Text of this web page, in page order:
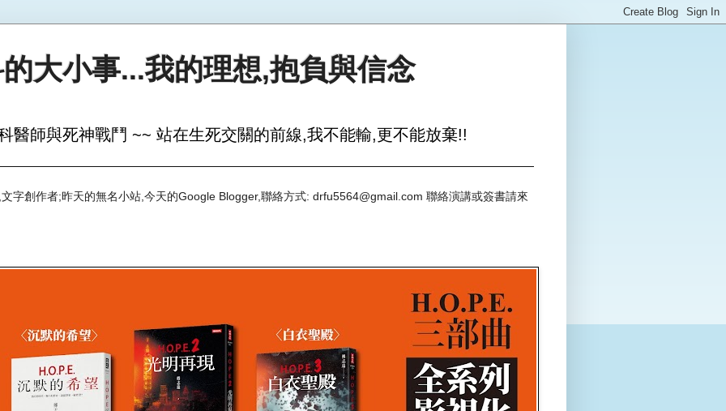
大小事...我的理想,抱負與信念
醫師與死神戰鬥 ~~ 站在生死交關的前線,我不能輸,更不能放棄!!
字創作者;昨天的無名小站,今天的Google Blogger,聯絡方式: drfu5564@gmail.com 聯絡演講或簽書請來